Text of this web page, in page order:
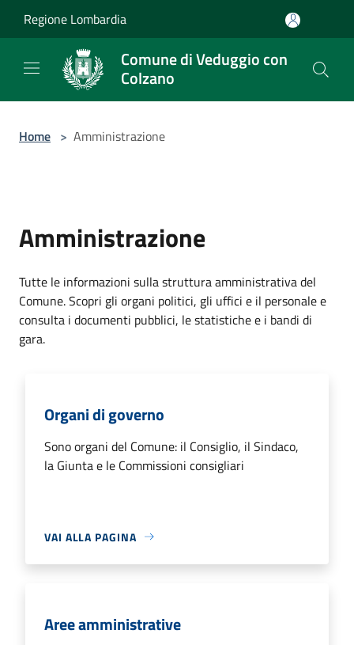
Regione Lombardia
Comune di Veduggio con
Colzano
Home > Amministrazione
Amministrazione
Tutte le informazioni sulla struttura amministrativa del
Comune. Scopri gli organi politici, gli uffici e il personale e
consulta i documenti pubblici, le statistiche e i bandi di
gara.
Organi di governo
Sono organi del Comune: il Consiglio, il Sindaco,
la Giunta e le Commissioni consigliari
VAI ALLA PAGINA
Aree amministrative